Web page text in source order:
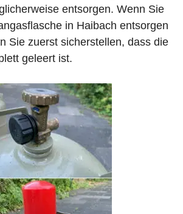
entsorgen. Wenn Sie
in Haibach entsorgen
Sie zuerst sicherstellen, dass die
geleert ist.